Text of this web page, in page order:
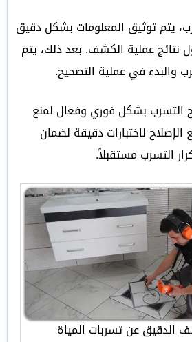
يتم توثيق المعلومات بشكل دقيق
نتائج عملية الكشف. بعد ذلك، يتم
والبدء في عملية التصحيح.
التسرب بشكل فوري وفعال لمنع
لاختبارات دقيقة لضمان
التسرب مستقبلاً.
الدقيق عن تسربات المياة